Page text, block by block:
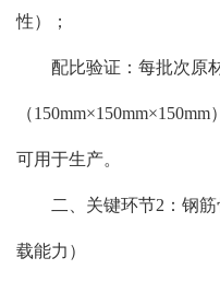
性）；
配比验证：每批次原材
（
可用于生产。
二、关键环节2：钢筋
载能力）